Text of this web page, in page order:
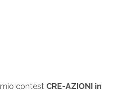
contest CRE-AZIONI in